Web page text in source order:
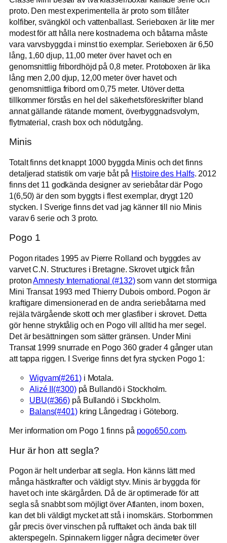
proto. Den mest experimentella är proto som tillåter
kolfiber, svängköl och vattenballast. Serieboxen är lite mer
modest för att hålla nere kostnaderna och båtarna måste
vara varvsbyggda i minst tio exemplar. Serieboxen är 6,50
lång, 1,60 djup, 11,00 meter över havet och en
genomsnittlig fribordhöjd på 0,8 meter. Protoboxen är lika
lång men 2,00 djup, 12,00 meter över havet och
genomsnittliga fribord om 0,75 meter. Utöver detta
tillkommer förstås en hel del säkerhetsföreskrifter bland
annat gällande rätande moment, överbyggnadsvolym,
flytmaterial, crash box och nödutgång.
Minis
Totalt finns det knappt 1000 byggda Minis och det finns
detaljerad statistik om varje båt på Histoire des Halfs. 2012
finns det 11 godkända designer av seriebåtar där Pogo
1(6,50) är den som byggts i flest exemplar, drygt 120
stycken. I Sverige finns det vad jag känner till nio Minis
varav 6 serie och 3 proto.
Pogo 1
Pogon ritades 1995 av Pierre Rolland och byggdes av
varvet C.N. Structures i Bretagne. Skrovet utgick från
proton Amnesty International (#132)som vann det stormiga
Mini Transat 1993 med Thierry Dubois ombord. Pogon är
kraftigare dimensionerad en de andra seriebåtarna med
rejäla tvärgående skott och mer glasfiber i skrovet. Detta
gör henne stryktålig och en Pogo vill alltid ha mer segel.
Det är besättningen som sätter gränsen. Under Mini
Transat 1999 snurrade en Pogo 360 grader 4 gånger utan
att tappa riggen. I Sverige finns det fyra stycken Pogo 1:
Wigvam(#261)i Motala.
Alizé II(#300)på Bullandö i Stockholm.
UBU(#366) på Bullandö i Stockholm.
Balans(#401)kring Långedrag i Göteborg.
Mer information om Pogo 1 finns på pogo650.com.
Hur är hon att segla?
Pogon är helt underbar att segla. Hon känns lätt med
många hästkrafter och väldigt styv. Minis är byggda för
havet och inte skärgården. Då de är optimerade för att
segla så snabbt som möjligt över Atlanten, inom boxen,
kan det bli väldigt mycket att stå i inomskärs. Storbommen
går precis över vinschen på rufftaket och ända bak till
akterspegeln. Spinnakern ligger några decimeter över